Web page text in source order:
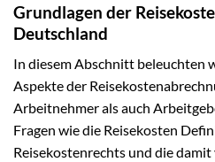
Grundlagen der
Deutschland
In diesem Abschnitt beleuchten
Aspekte der
Arbeitnehmer als auch
Fragen wie die Reisekosten
Reisekostenrechts und die